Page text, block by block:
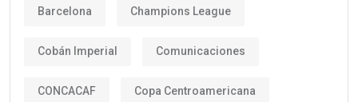
Barcelona Champions League
Cobán Imperial Comunicaciones
CONCACAF Copa Centroamericana